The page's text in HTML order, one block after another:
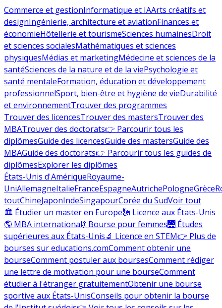
Commerce et gestionInformatique et IAArts créatifs et
designIngénierie, architecture et aviationFinances et
économieHôtellerie et tourismeSciences humainesDroit
et sciences socialesMathématiques et sciences
physiquesMédias et marketingMédecine et sciences de la
santéSciences de la nature et de la viePsychologie et
santé mentaleFormation, éducation et développement
professionnelSport, bien-être et hygiène de vieDurabilité
et environnementTrouver des programmes
Trouver des licencesTrouver des mastersTrouver des
MBATrouver des doctorats👉 Parcourir tous les
diplômesGuide des licencesGuide des mastersGuide des
MBAGuide des doctorats👉 Parcourir tous les guides de
diplômesExplorer les diplômes
États-Unis d'AmériqueRoyaume-
UniAllemagneItalieFranceEspagneAutrichePologneGrèce
toutChineJaponIndeSingapourCorée du SudVoir tout
🏛 Étudier un master en Europe🗽 Licence aux États-Unis
🌎 MBA international💃 Bourse pour femmes🌉 Études
supérieures aux États-Unis🔬 Licence en STEM👉 Plus de
bourses sur educations.comComment obtenir une
bourseComment postuler aux boursesComment rédiger
une lettre de motivation pour une bourseComment
étudier à l'étranger gratuitementObtenir une bourse
sportive aux États-UnisConseils pour obtenir la bourse